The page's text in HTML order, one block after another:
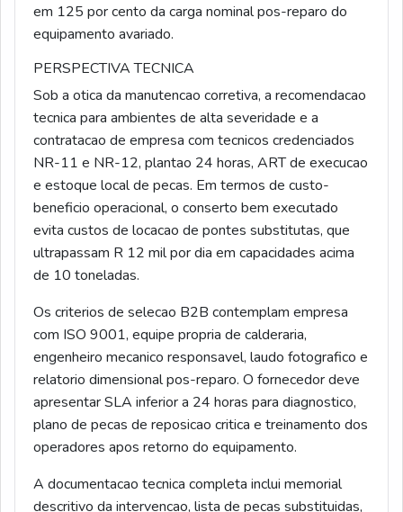
em 125 por cento da carga nominal pos-reparo do
equipamento avariado.
PERSPECTIVA TECNICA
Sob a otica da manutencao corretiva, a recomendacao
tecnica para ambientes de alta severidade e a
contratacao de empresa com tecnicos credenciados
NR-11 e NR-12, plantao 24 horas, ART de execucao
e estoque local de pecas. Em termos de custo-
beneficio operacional, o conserto bem executado
evita custos de locacao de pontes substitutas, que
ultrapassam R 12 mil por dia em capacidades acima
de 10 toneladas.
Os criterios de selecao B2B contemplam empresa
com ISO 9001, equipe propria de calderaria,
engenheiro mecanico responsavel, laudo fotografico e
relatorio dimensional pos-reparo. O fornecedor deve
apresentar SLA inferior a 24 horas para diagnostico,
plano de pecas de reposicao critica e treinamento dos
operadores apos retorno do equipamento.
A documentacao tecnica completa inclui memorial
descritivo da intervencao, lista de pecas substituidas,